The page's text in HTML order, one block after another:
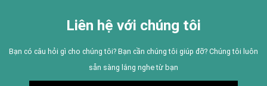
Liên hệ với chúng tôi
Bạn có câu hỏi gì cho chúng tôi? Bạn cần chúng tôi giúp đỡ? Chúng tôi luôn
sẵn sàng lắng nghe từ bạn